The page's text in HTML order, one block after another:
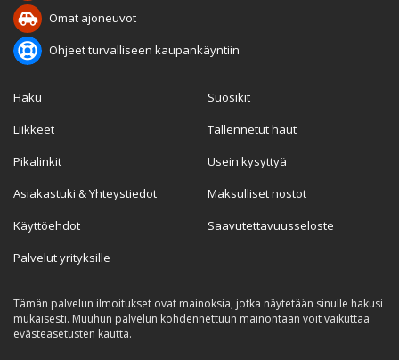
Omat ajoneuvot
Ohjeet turvalliseen kaupankäyntiin
Haku
Liikkeet
Pikalinkit
Asiakastuki & Yhteystiedot
Käyttöehdot
Palvelut yrityksille
Suosikit
Tallennetut haut
Usein kysyttyä
Maksulliset nostot
Saavutettavuusseloste
Tämän palvelun ilmoitukset ovat mainoksia, jotka näytetään sinulle hakusi
mukaisesti. Muuhun palvelun kohdennettuun mainontaan voit vaikuttaa
evästeasetusten kautta.